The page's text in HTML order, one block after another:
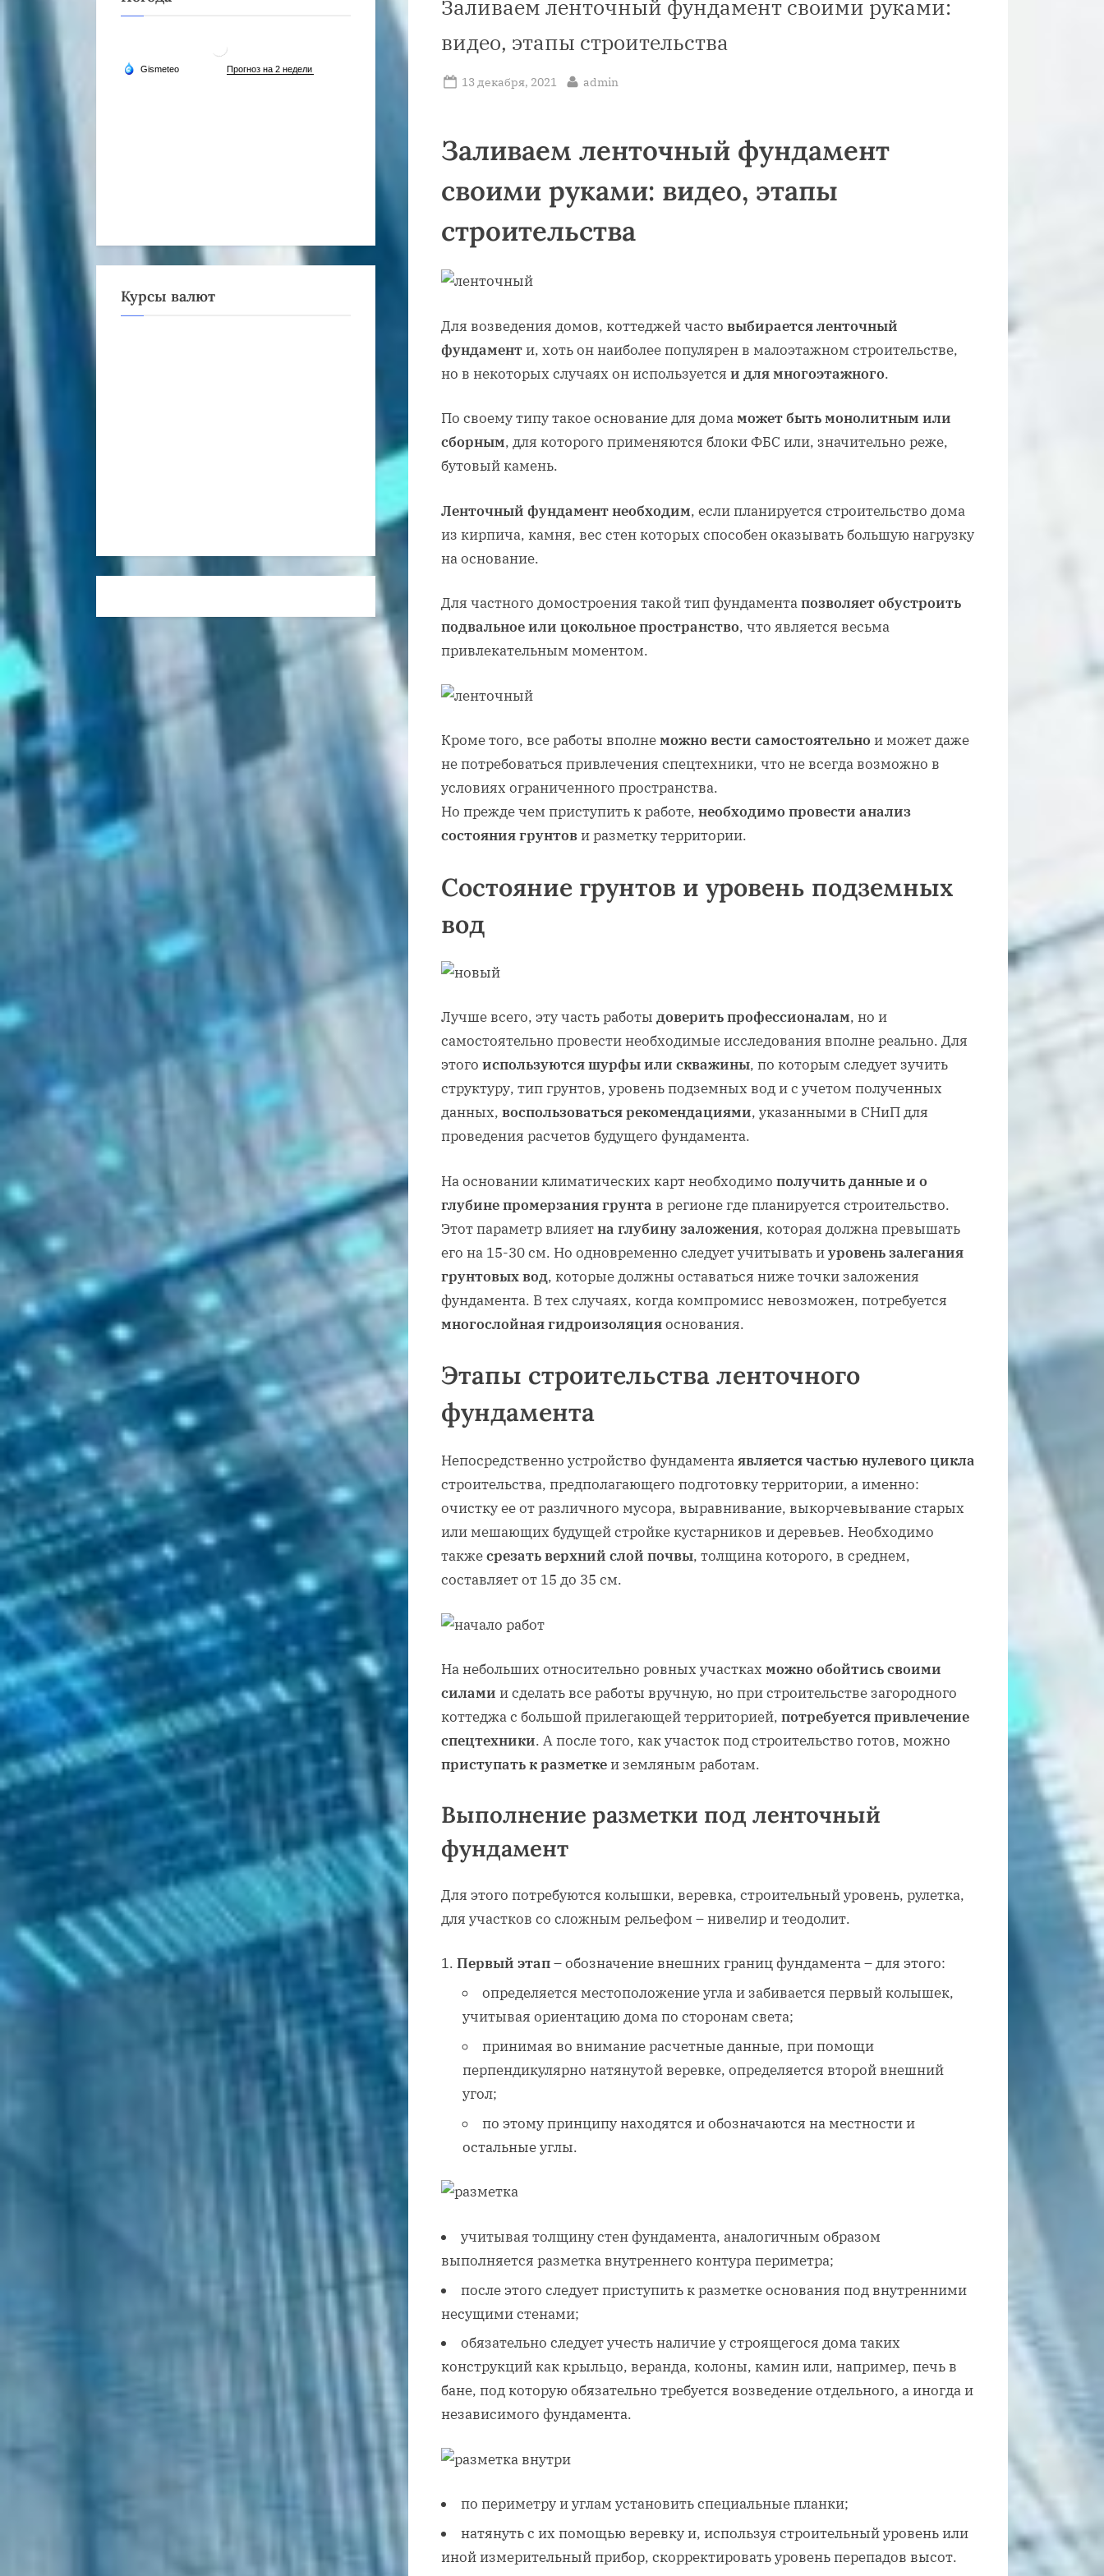
Заливаем ленточный фундамент своими руками:
видео, этапы строительства
Posted
13 декабря, 2021 By
admin
Заливаем ленточный фундамент
своими руками: видео, этапы
строительства
Для возведения домов, коттеджей часто выбирается ленточный
фундаменти, хоть он наиболее популярен в малоэтажном строительстве,
но в некоторых случаях он используется и для многоэтажного.
По своему типу такое основание для домаможет быть монолитным или
сборным, для которого применяются блоки ФБС или, значительно реже,
бутовый камень.
Ленточный фундамент необходим, если планируется строительство дома
из кирпича, камня, вес стен которых способен оказывать большую нагрузку
на основание.
Для частного домостроения такой тип фундаментапозволяет обустроить
подвальное или цокольное пространство, что является весьма
привлекательным моментом.
Кроме того, все работы вполнеможно вести самостоятельно и может даже
не потребоваться привлечения спецтехники, что не всегда возможно в
условиях ограниченного пространства.
Но прежде чем приступить к работе, необходимо провести анализ
состояния грунтови разметку территории.
Состояние грунтов и уровень подземных
вод
Лучше всего, эту часть работы доверить профессионалам, но и
самостоятельно провести необходимые исследования вполне реально. Для
этого используются шурфы или скважины, по которым следует зучить
структуру, тип грунтов, уровень подземных вод и с учетом полученных
данных, воспользоваться рекомендациями, указанными в СНиП для
проведения расчетов будущего фундамента.
На основании климатических карт необходимо получить данные и о
глубине промерзания грунта в регионе где планируется строительство.
Этот параметр влияетна глубину заложения, которая должна превышать
его на 15-30 см. Но одновременно следует учитывать иуровень залегания
грунтовых вод, которые должны оставаться ниже точки заложения
фундамента. В тех случаях, когда компромисс невозможен, потребуется
многослойная гидроизоляцияоснования.
Этапы строительства ленточного
фундамента
Непосредственно устройство фундаментаявляется частью нулевого цикла
строительства, предполагающего подготовку территории, а именно:
очистку ее от различного мусора, выравнивание, выкорчевывание старых
или мешающих будущей стройке кустарников и деревьев. Необходимо
такжесрезать верхний слой почвы, толщина которого, в среднем,
составляет от 15 до 35 см.
На небольших относительно ровных участках можно обойтись своими
силами и сделать все работы вручную, но при строительстве загородного
коттеджа с большой прилегающей территорией, потребуется привлечение
спецтехники. А после того, как участок под строительство готов, можно
приступать к разметкеи земляным работам.
Выполнение разметки под ленточный
фундамент
Для этого потребуются колышки, веревка, строительный уровень, рулетка,
для участков со сложным рельефом – нивелир и теодолит.
Первый этап– обозначение внешних границ фундамента – для этого:
определяется местоположение угла и забивается первый колышек,
учитывая ориентацию дома по сторонам света;
принимая во внимание расчетные данные, при помощи
перпендикулярно натянутой веревке, определяется второй внешний
угол;
по этому принципу находятся и обозначаются на местности и
остальные углы.
учитывая толщину стен фундамента, аналогичным образом
выполняется разметка внутреннего контура периметра;
после этого следует приступить к разметке основания под внутренними
несущими стенами;
обязательно следует учесть наличие у строящегося дома таких
конструкций как крыльцо, веранда, колоны, камин или, например, печь в
бане, под которую обязательно требуется возведение отдельного, а иногда и
независимого фундамента.
по периметру и углам установить специальные планки;
натянуть с их помощью веревку и, используя строительный уровень или
иной измерительный прибор, скорректировать уровень перепадов высот.
Курсы валют